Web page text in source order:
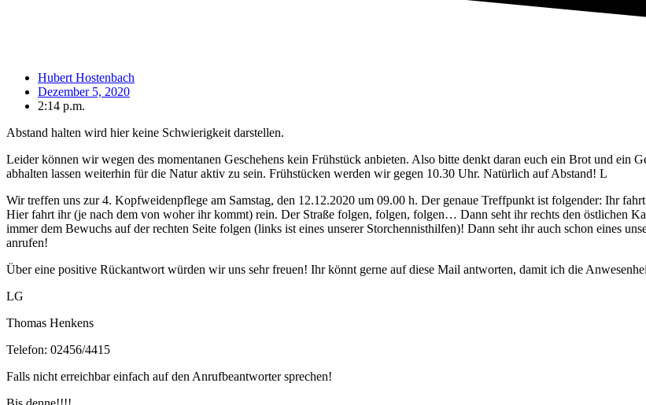
Hubert Hostenbach
Dezember 5, 2020
2:14 p.m.
Abstand halten wird hier keine Schwierigkeit darstellen.
Leider können wir wegen des momentanen Geschehens kein Frühstück anbieten. Also bitte denkt daran euch ein Brot und ein
abhalten lassen weiterhin für die Natur aktiv zu sein. Frühstücken werden wir gegen 10.30 Uhr. Natürlich auf Abstand! L
Wir treffen uns zur 4. Kopfweidenpflege am Samstag, den 12.12.2020 um 09.00 h. Der genaue Treffpunkt ist folgender: Ihr
Hier fahrt ihr (je nach dem von woher ihr kommt) rein. Der Straße folgen, folgen, folgen… Dann seht ihr rechts den östlichen
immer dem Bewuchs auf der rechten Seite folgen (links ist eines unserer Storchennisthilfen)! Dann seht ihr auch schon eines
anrufen!
Über eine positive Rückantwort würden wir uns sehr freuen! Ihr könnt gerne auf diese Mail antworten, damit ich die
LG
Thomas Henkens
Telefon: 02456/4415
Falls nicht erreichbar einfach auf den Anrufbeantworter sprechen!